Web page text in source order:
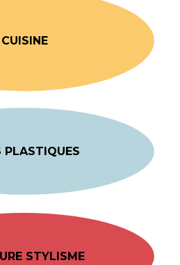
CUISINE
PLASTIQUES
STYLISME